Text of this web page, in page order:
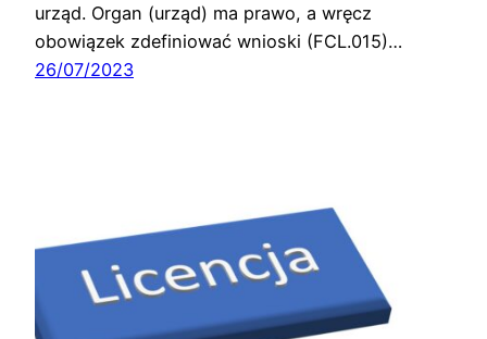
urząd. Organ (urząd) ma prawo, a wręcz
obowiązek zdefiniować wnioski (FCL.015)…
26/07/2023